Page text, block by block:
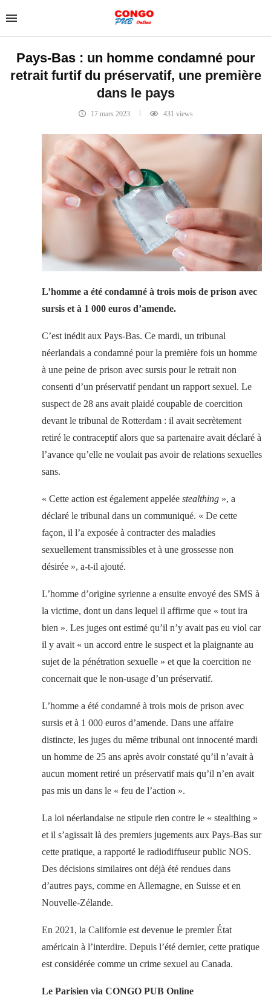
Pays-Bas : un homme condamné pour
retrait furtif du préservatif, une première
dans le pays
17 mars 2023 431 views
L’homme a été condamné à trois mois de prison avec
sursis et à 1 000 euros d’amende.
C’est inédit aux Pays-Bas. Ce mardi, un tribunal
néerlandais a condamné pour la première fois un homme
à une peine de prison avec sursis pour le retrait non
consenti d’un préservatif pendant un rapport sexuel. Le
suspect de 28 ans avait plaidé coupable de coercition
devant le tribunal de Rotterdam : il avait secrètement
retiré le contraceptif alors que sa partenaire avait déclaré à
l’avance qu’elle ne voulait pas avoir de relations sexuelles
sans.
« Cette action est également appelée stealthing », a
déclaré le tribunal dans un communiqué. « De cette
façon, il l’a exposée à contracter des maladies
sexuellement transmissibles et à une grossesse non
désirée », a-t-il ajouté.
L’homme d’origine syrienne a ensuite envoyé des SMS à
la victime, dont un dans lequel il affirme que « tout ira
bien ». Les juges ont estimé qu’il n’y avait pas eu viol car
il y avait « un accord entre le suspect et la plaignante au
sujet de la pénétration sexuelle » et que la coercition ne
concernait que le non-usage d’un préservatif.
L’homme a été condamné à trois mois de prison avec
sursis et à 1 000 euros d’amende. Dans une affaire
distincte, les juges du même tribunal ont innocenté mardi
un homme de 25 ans après avoir constaté qu’il n’avait à
aucun moment retiré un préservatif mais qu’il n’en avait
pas mis un dans le « feu de l’action ».
La loi néerlandaise ne stipule rien contre le « stealthing »
et il s’agissait là des premiers jugements aux Pays-Bas sur
cette pratique, a rapporté le radiodiffuseur public NOS.
Des décisions similaires ont déjà été rendues dans
d’autres pays, comme en Allemagne, en Suisse et en
Nouvelle-Zélande.
En 2021, la Californie est devenue le premier État
américain à l’interdire. Depuis l’été dernier, cette pratique
est considérée comme un crime sexuel au Canada.
Le Parisien via CONGO PUB Online